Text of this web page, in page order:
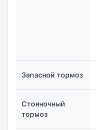
Запасной тормоз
Стояночный
тормоз